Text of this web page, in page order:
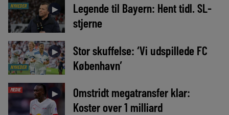
NYHEDER ►
Legende til Bayern: Hent tidl. SL-
stjerne
NYHEDER
►
Stor skuffelse: ‘Vi udspillede FC
København’
MEDIE ►
Omstridt megatransfer klar:
Koster over 1 milliard